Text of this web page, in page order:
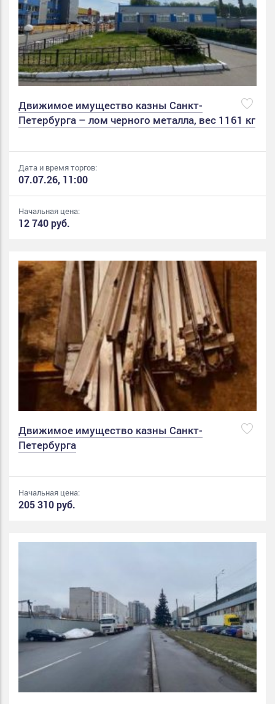
Движимое имущество казны Санкт-
Петербурга – лом черного металла, вес 1161 кг
Дата и время торгов:
07.07.26, 11:00
Начальная цена:
12 740 руб.
Движимое имущество казны Санкт-
Петербурга
Начальная цена:
205 310 руб.